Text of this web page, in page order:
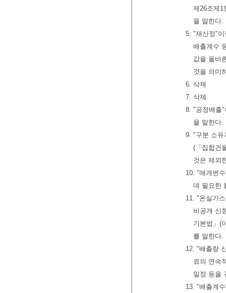
제26조제1
을 말한다.
5. "재산정"
배출계수
값을 올바
것을 의미
6. 삭제
7. 삭제
8. "공정배출
을 말한다.
9. "구분 소유
(「집합건
것은 제외
10. "매개변
데 필요한
11. "온실가
비공개 신
기본법」(
를 말한다.
12. "배출량
료의 연속
일정 등을
13. "배출계